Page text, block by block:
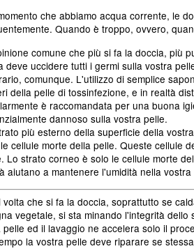
che abbiamo acqua corrente, le
Quando è troppo, ovvero,
comune che più si fa la doccia, più
deve uccidere tutti i germi sulla vostra
comunque. L'utilizzo di semplice
della pelle di tossinfezione, e in realtà
è raccomandata per una buona
dannoso sulla vostra pelle.
più esterno della superficie della
cellule morte della pelle. Queste cellule
Lo strato corneo è solo le cellule morte
aiutano a mantenere l'umidità nella vostra
volta che si fa la doccia, soprattutto se
vegetale, si sta minando l'integrità
pelle ed il lavaggio ne accelera solo il
la vostra pelle deve riparare se